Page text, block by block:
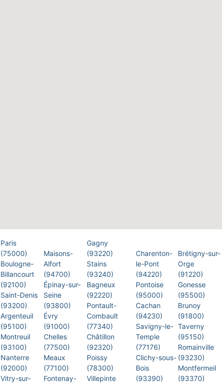
Paris
(75000)
Boulogne-
Billancourt
(92100)
Saint-Denis
(93200)
Argenteuil
(95100)
Montreuil
(93100)
Nanterre
(92000)
Vitry-sur-
Maisons-
Alfort
(94700)
Épinay-sur-
Seine
(93800)
Évry
(91000)
Chelles
(77500)
Meaux
(77100)
Fontenay-
Gagny
(93220)
Stains
(93240)
Bagneux
(92220)
Pontault-
Combault
(77340)
Châtillon
(92320)
Poissy
(78300)
Villepinte
Charenton-
le-Pont
(94220)
Pontoise
(95000)
Cachan
(94230)
Savigny-le-
Temple
(77176)
Clichy-sous-
Bois
(93390)
Brétigny-sur-
Orge
(91220)
Gonesse
(95500)
Brunoy
(91800)
Taverny
(95150)
Romainville
(93230)
Montfermeil
(93370)